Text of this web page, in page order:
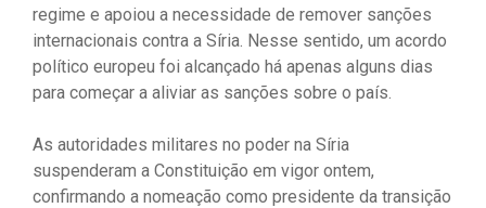
regime e apoiou a necessidade de remover sanções
internacionais contra a Síria. Nesse sentido, um acordo
político europeu foi alcançado há apenas alguns dias
para começar a aliviar as sanções sobre o país.
As autoridades militares no poder na Síria
suspenderam a Constituição em vigor ontem,
confirmando a nomeação como presidente da transição